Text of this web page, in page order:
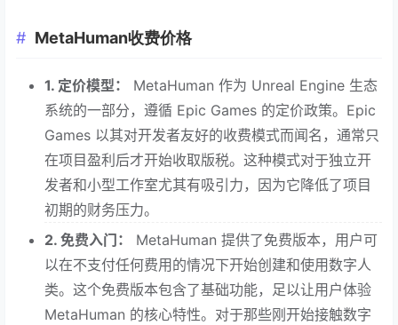
MetaHuman收费价格
1. 定价模型：
MetaHuman 作为 Unreal Engine 生态
系统的一部分，遵循 Epic Games 的定价政策。Epic
Games 以其对开发者友好的收费模式而闻名，通常只
在项目盈利后才开始收取版税。这种模式对于独立开
发者和小型工作室尤其有吸引力，因为它降低了项目
初期的财务压力。
2. 免费入门：
MetaHuman 提供了免费版本，用户可
以在不支付任何费用的情况下开始创建和使用数字人
类。这个免费版本包含了基础功能，足以让用户体验
MetaHuman 的核心特性。对于那些刚开始接触数字